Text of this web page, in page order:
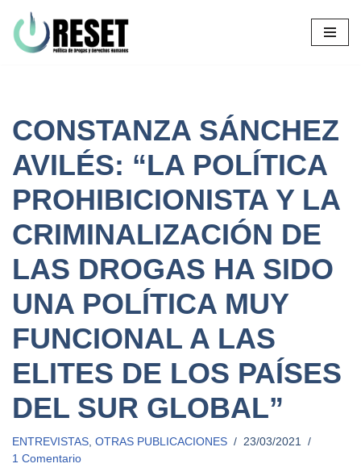
Ir
CONSTANZA SÁNCHEZ
AVILÉS: “LA POLÍTICA
PROHIBICIONISTA Y LA
CRIMINALIZACIÓN DE
LAS DROGAS HA SIDO
UNA POLÍTICA MUY
FUNCIONAL A LAS
ELITES DE LOS PAÍSES
DEL SUR GLOBAL”
ENTREVISTAS OTRAS PUBLICACIONES
23/03/2021
1 Comentario